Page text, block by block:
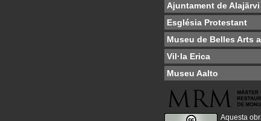
Ajuntament de Alajärvi
Església Protestant
Museu de Belles Arts
Vil·la Erica
Museu Aalto
Aquesta